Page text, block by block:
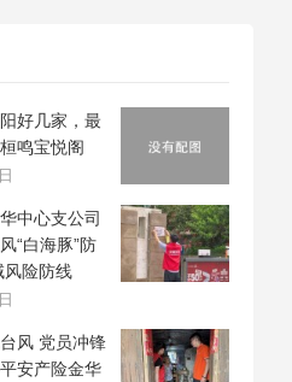
好几家，最
鸣宝悦阁
中心支公司
“白海豚”防
风险防线
风 党员冲锋
安产险金华